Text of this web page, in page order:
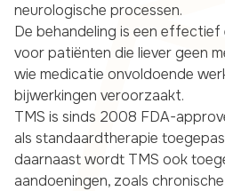
neurologische processen.
De behandeling is een
voor patiënten die liever geen
wie medicatie onvoldoende
bijwerkingen veroorzaakt.
TMS is sinds 2008 FDA-
als standaardtherapie
daarnaast wordt TMS ook
aandoeningen, zoals